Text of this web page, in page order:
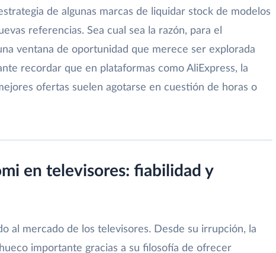
de algunas marcas de liquidar stock de modelos
referencias. Sea cual sea la razón, para el
ventana de oportunidad que merece ser explorada
recordar que en plataformas como AliExpress, la
ofertas suelen agotarse en cuestión de horas o
en televisores: fiabilidad y
al mercado de los televisores. Desde su irrupción, la
importante gracias a su filosofía de ofrecer